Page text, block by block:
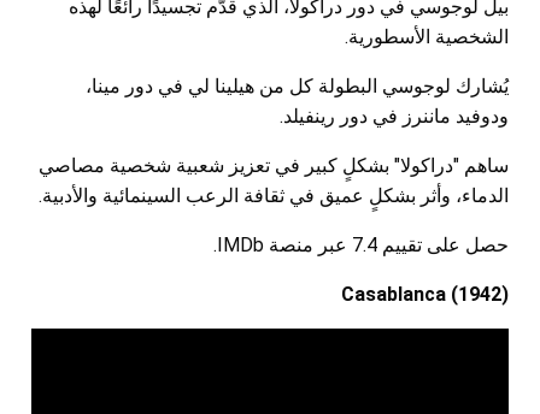
بيل لوجوسي في دور دراكولا، الذي قدّم تجسيدًا رائعًا لهذه
الشخصية الأسطورية.
يُشارك لوجوسي البطولة كل من هيلينا لي في دور مينا،
ودوفيد ماننرز في دور رينفيلد.
ساهم "دراكولا" بشكلٍ كبير في تعزيز شعبية شخصية مصاصي
الدماء، وأثر بشكلٍ عميق في ثقافة الرعب السينمائية والأدبية.
حصل على تقييم 7.4 عبر منصة IMDb.
Casablanca (1942)